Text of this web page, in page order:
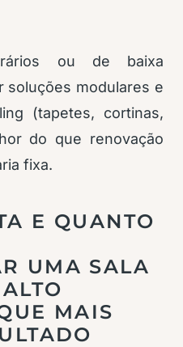
ou de baixa
soluções modulares e
(tapetes, cortinas,
do que renovação
fixa.
E QUANTO
UMA SALA
MAIS